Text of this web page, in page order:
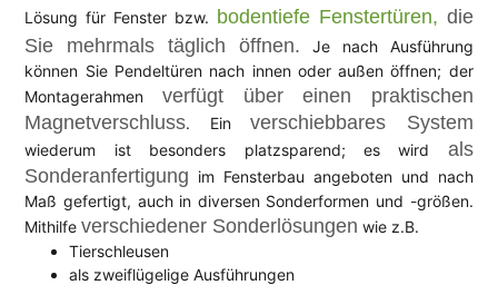
Lösung für Fenster bzw. bodentiefe Fenstertüren, die
Sie mehrmals täglich öffnen. Je nach Ausführung
können Sie Pendeltüren nach innen oder außen öffnen; der
Montagerahmen verfügt über einen praktischen
Magnetverschluss. Einverschiebbares System
wiederum ist besonders platzsparend; es wird als
Sonderanfertigung im Fensterbau angeboten und nach
Maß gefertigt, auch in diversen Sonderformen und -größen.
Mithilfeverschiedener Sonderlösungen wie z.B.
Tierschleusen
als zweiflügelige Ausführungen